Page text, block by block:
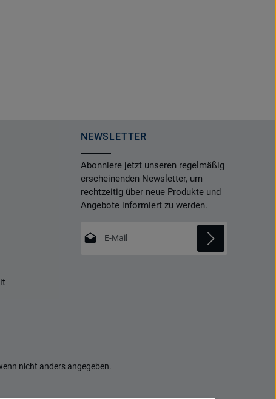
NEWSLETTER
Abonniere jetzt unseren regelmäßig
erscheinenden Newsletter, um
rechtzeitig über neue Produkte und
Angebote informiert zu werden.
nicht anders angegeben.